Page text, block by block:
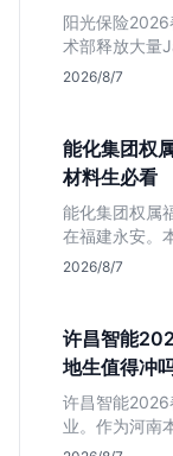
阳光保险
术部释放大量
校招门槛，分
2026/8/7
能化集团权
材料生必看
能化集团权属
在福建永安。
匹配度及工作
2026/8/7
许昌智能
地生值得冲
许昌智能2026
业。作为河南
薪机会少。适